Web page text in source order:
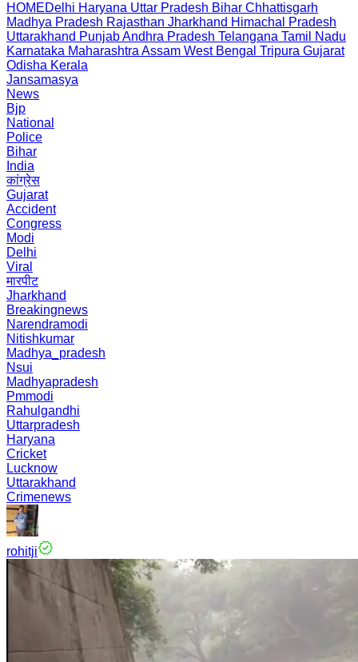
HOMEDelhi Haryana Uttar Pradesh Bihar Chhattisgarh
Madhya Pradesh Rajasthan Jharkhand Himachal Pradesh
Uttarakhand PunjabAndhra Pradesh Telangana Tamil Nadu
Karnataka Maharashtra Assam West Bengal Tripura Gujarat
Odisha Kerala
Jansamasya
News
Bjp
National
Police
Bihar
India
कांग्रेस
Gujarat
Accident
Congress
Modi
Delhi
Viral
मारपीट
Jharkhand
Breakingnews
Narendramodi
Nitishkumar
Madhya_pradesh
Nsui
Madhyapradesh
Pmmodi
Rahulgandhi
Uttarpradesh
Haryana
Cricket
Lucknow
Uttarakhand
Crimenews
rohitji